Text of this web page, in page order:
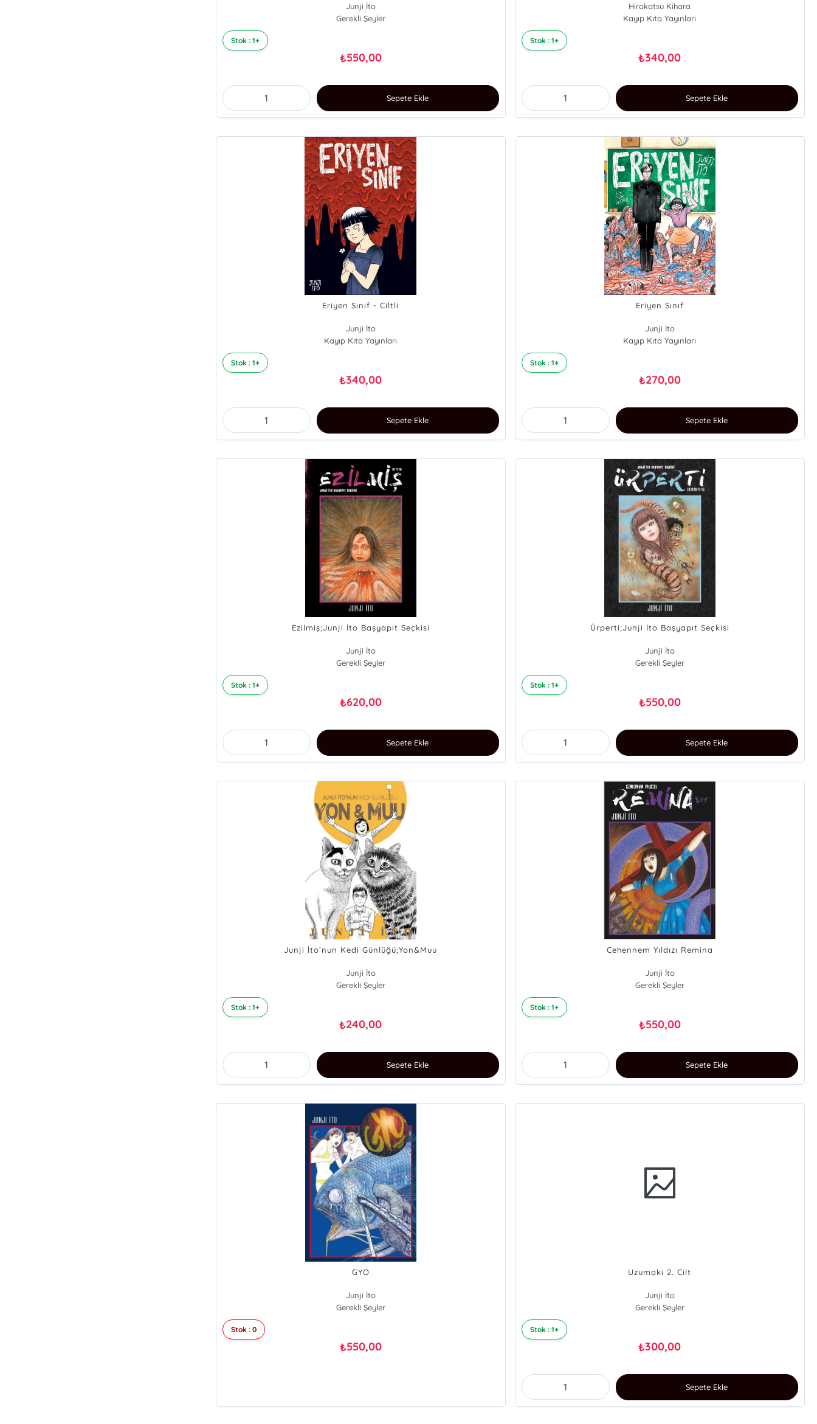
Junji İto
Gerekli Şeyler
Stok : 1+
₺550,00
Sepete Ekle
Hirokatsu Kihara
İchiro Nakayama
Kayıp Kıta Yayınları
Stok : 1+
₺340,00
Sepete Ekle
Eriyen Sınıf - Ciltli
Junji İto
Kayıp Kıta Yayınları
Stok : 1+
₺340,00
Sepete Ekle
Eriyen Sınıf
Junji İto
Kayıp Kıta Yayınları
Stok : 1+
₺270,00
Sepete Ekle
Ezilmiş;Junji İto Başyapıt Seçkisi
Junji İto
Gerekli Şeyler
Stok : 1+
₺620,00
Sepete Ekle
Ürperti;Junji İto Başyapıt Seçkisi
Junji İto
Gerekli Şeyler
Stok : 1+
₺550,00
Sepete Ekle
Junji İto’nun Kedi Günlüğü;Yon&Muu
Junji İto
Gerekli Şeyler
Stok : 1+
₺240,00
Sepete Ekle
Cehennem Yıldızı Remina
Junji İto
Gerekli Şeyler
Stok : 1+
₺550,00
Sepete Ekle
GYO
Junji İto
Gerekli Şeyler
Stok : 0
₺550,00
Uzumaki 2. Cilt
Junji İto
Gerekli Şeyler
Stok : 1+
₺300,00
Sepete Ekle